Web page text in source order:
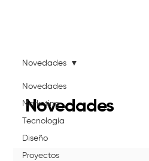
Novedades
Marketing
Tecnología
Diseño
Proyectos
Novedades
Novedades